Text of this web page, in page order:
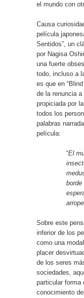
el mundo con
Causa
película
Sentidos”, un
por Nagisa
una fuerte
todo, incluso a
es que en
de la renuncia
propiciada por
todos los
palabras
película:
“El
arrope
Sobre este
inferior de los
como una
placer
de los seres
sociedades,
particular forma
conocimiento